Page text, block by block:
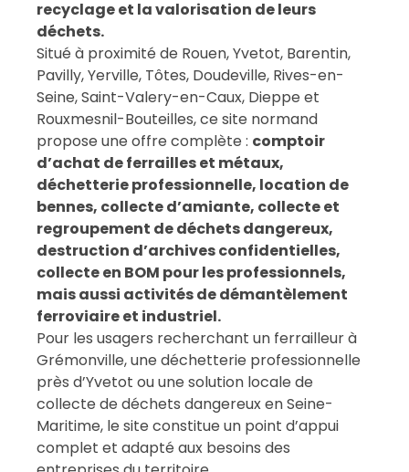
recyclage et la valorisation de leurs
déchets.
Situé à proximité de Rouen, Yvetot, Barentin,
Pavilly, Yerville, Tôtes, Doudeville, Rives-en-
Seine, Saint-Valery-en-Caux, Dieppe et
Rouxmesnil-Bouteilles, ce site normand
propose une offre complète : comptoir
d’achat de ferrailles et métaux,
déchetterie professionnelle, location de
bennes, collecte d’amiante, collecte et
regroupement de déchets dangereux,
destruction d’archives confidentielles,
collecte en BOM pour les professionnels,
mais aussi activités de démantèlement
ferroviaire et industriel.
Pour les usagers recherchant un ferrailleur à
Grémonville, une déchetterie professionnelle
près d’Yvetot ou une solution locale de
collecte de déchets dangereux en Seine-
Maritime, le site constitue un point d’appui
complet et adapté aux besoins des